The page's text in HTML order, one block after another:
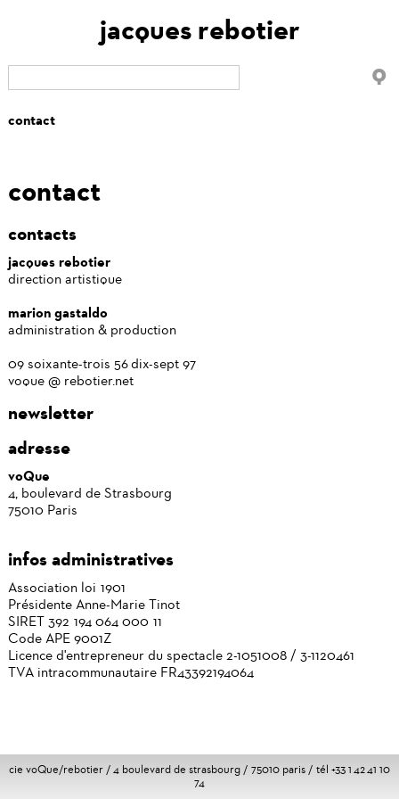
jacques rebotier
contact
contacts
jacques rebotier
direction artistique
marion gastaldo
administration & production
09 soixante-trois 56 dix-sept 97
voque @ rebotier.net
newsletter
adresse
voQue
4, boulevard de Strasbourg
75010 Paris
infos administratives
Association loi 1901
Présidente Anne-Marie Tinot
SIRET 392 194 064 000 11
Code APE 9001Z
Licence d'entrepreneur du spectacle 2-1051008 / 3-1120461
TVA intracommunautaire FR43392194064
cie voQue/rebotier / 4 boulevard de strasbourg / 75010 paris / tél +33 1 42 41 10
74